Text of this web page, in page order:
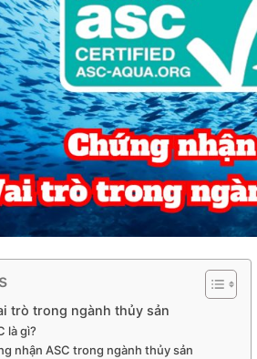
trò trong ngành thủy sản
là gì?
nhận ASC trong ngành thủy sản